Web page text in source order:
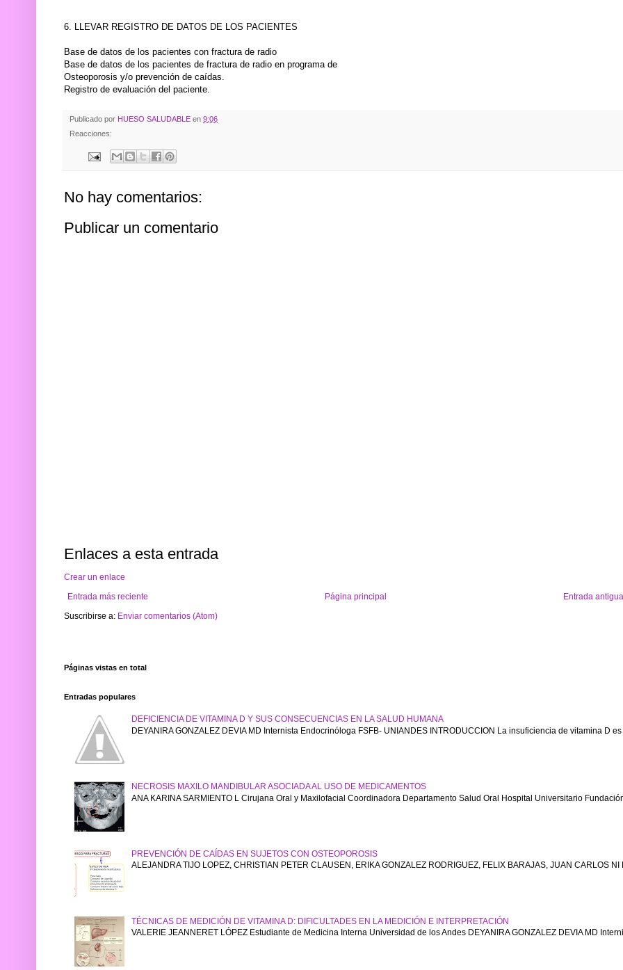
6. LLEVAR REGISTRO DE DATOS DE LOS PACIENTES
Base de datos de los pacientes con fractura de radio
Base de datos de los pacientes de fractura de radio en programa de
Osteoporosis y/o prevención de caídas.
Registro de evaluación del paciente.
Publicado por HUESO SALUDABLE en 9:06
Reacciones:
No hay comentarios:
Publicar un comentario
Enlaces a esta entrada
Crear un enlace
Entrada más reciente
Entrada antigua
Página principal
Suscribirse a: Enviar comentarios (Atom)
Páginas vistas en total
Entradas populares
DEFICIENCIA DE VITAMINA D Y SUS CONSECUENCIAS EN LA SALUD HUMANA
DEYANIRA GONZALEZ DEVIA MD Internista Endocrinóloga FSFB- UNIANDES INTRODUCCION La insuficiencia de vitamina D
NECROSIS MAXILO MANDIBULAR ASOCIADA AL USO DE MEDICAMENTOS
ANA KARINA SARMIENTO L Cirujana Oral y Maxilofacial Coordinadora Departamento Salud Oral Hospital Universitario
PREVENCIÓN DE CAÍDAS EN SUJETOS CON OSTEOPOROSIS
ALEJANDRA TIJO LOPEZ, CHRISTIAN PETER CLAUSEN, ERIKA GONZALEZ RODRIGUEZ, FELIX BARAJAS, JUAN CARLOS
TÉCNICAS DE MEDICIÓN DE VITAMINA D: DIFICULTADES EN LA MEDICIÓN E INTERPRETACIÓN
VALERIE JEANNERET LÓPEZ Estudiante de Medicina Interna Universidad de los Andes DEYANIRA GONZALEZ DEVIA MD